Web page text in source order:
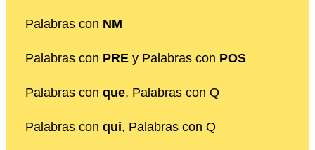
Palabras con NM
Palabras con PRE y Palabras con POS
Palabras con que, Palabras con Q
Palabras con qui, Palabras con Q